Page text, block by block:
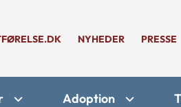
NYHEDER PRESSE
Adoption